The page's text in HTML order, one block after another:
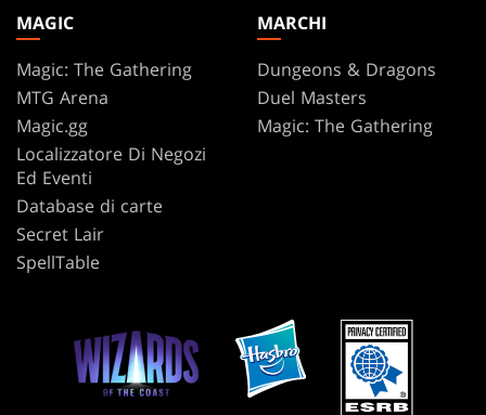
MAGIC
Magic: The Gathering
MTG Arena
Magic.gg
Localizzatore Di Negozi
Ed Eventi
Database di carte
Secret Lair
SpellTable
MARCHI
Dungeons & Dragons
Duel Masters
Magic: The Gathering